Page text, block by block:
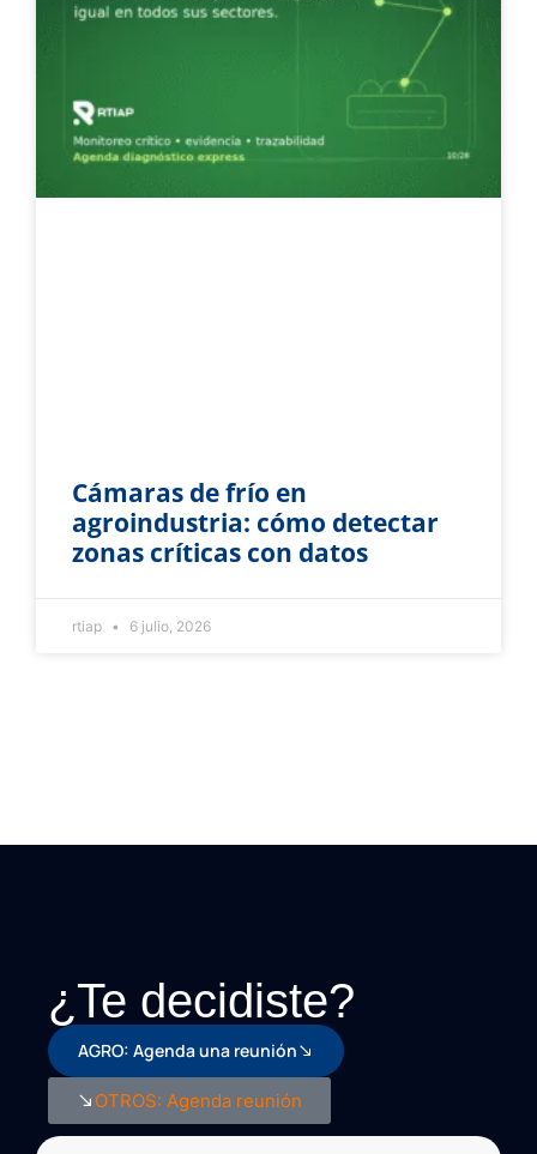
Cámaras de frío en
agroindustria: cómo detectar
zonas críticas con datos
rtiap 6 julio, 2026
¿Te decidiste?
AGRO: Agenda una reunión
OTROS: Agenda reunión